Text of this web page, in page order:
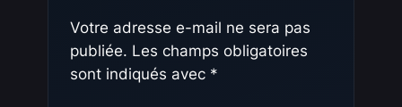
Votre adresse e-mail ne sera pas
publiée. Les champs obligatoires
sont indiqués avec *